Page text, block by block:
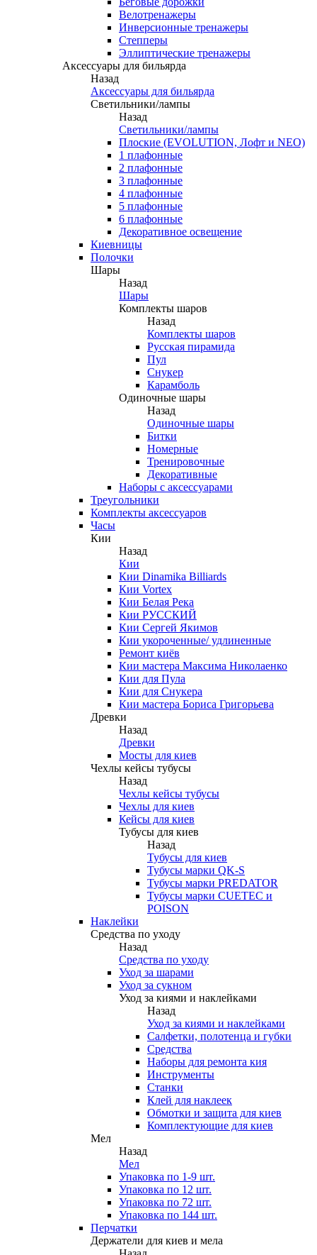
Велотренажеры
Инверсионные тренажеры
Степперы
Эллиптические тренажеры
Аксессуары для бильярда
Назад
Аксессуары для бильярда
Светильники/лампы
Назад
Светильники/лампы
Плоские (EVOLUTION, Лофт и NEO)
1 плафонные
2 плафонные
3 плафонные
4 плафонные
5 плафонные
6 плафонные
Декоративное освещение
Киевницы
Полочки
Шары
Назад
Шары
Комплекты шаров
Назад
Комплекты шаров
Русская пирамида
Пул
Снукер
Карамболь
Одиночные шары
Назад
Одиночные шары
Битки
Номерные
Тренировочные
Декоративные
Наборы с аксессуарами
Треугольники
Комплекты аксессуаров
Часы
Кии
Назад
Кии
Кии Dinamika Billiards
Кии Vortex
Кии Белая Река
Кии РУССКИЙ
Кии Сергей Якимов
Кии укороченные/ удлиненные
Ремонт киёв
Кии мастера Максима Николаенко
Кии для Пула
Кии для Снукера
Кии мастера Бориса Григорьева
Древки
Назад
Древки
Мосты для киев
Чехлы кейсы тубусы
Назад
Чехлы кейсы тубусы
Чехлы для киев
Кейсы для киев
Тубусы для киев
Назад
Тубусы для киев
Тубусы марки QK-S
Тубусы марки PREDATOR
Тубусы марки CUETEC и
POISON
Наклейки
Средства по уходу
Назад
Средства по уходу
Уход за шарами
Уход за сукном
Уход за киями и наклейками
Назад
Уход за киями и наклейками
Салфетки, полотенца и губки
Средства
Наборы для ремонта кия
Инструменты
Станки
Клей для наклеек
Обмотки и защита для киев
Комплектующие для киев
Мел
Назад
Мел
Упаковка по 1-9 шт.
Упаковка по 12 шт.
Упаковка по 72 шт.
Упаковка по 144 шт.
Перчатки
Держатели для киев и мела